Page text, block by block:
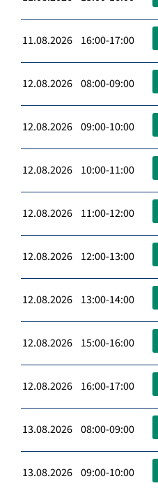
11.08.2026 16:00-17:00
12.08.2026 08:00-09:00
12.08.2026 09:00-10:00
12.08.2026 10:00-11:00
12.08.2026 11:00-12:00
12.08.2026 12:00-13:00
12.08.2026 13:00-14:00
12.08.2026 15:00-16:00
12.08.2026 16:00-17:00
13.08.2026 08:00-09:00
13.08.2026 09:00-10:00